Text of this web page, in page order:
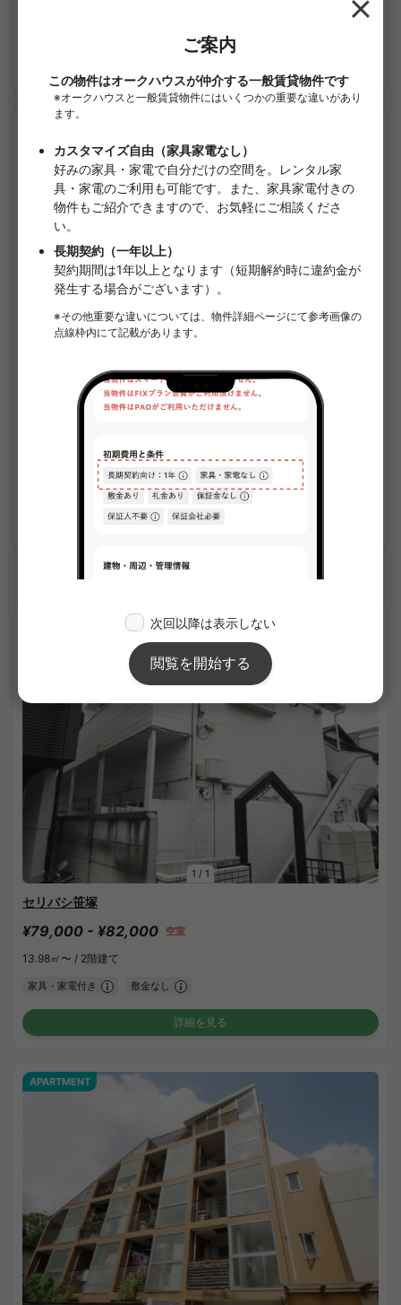
1/1
クレール幡ヶ谷
3階建て
詳細を見る
1 / 1
セリバシ笹塚
¥79,000 - ¥82,000 空室
13.98㎡〜 / 2階建て
家具・家電付き 敷金なし
詳細を見る
APARTMENT